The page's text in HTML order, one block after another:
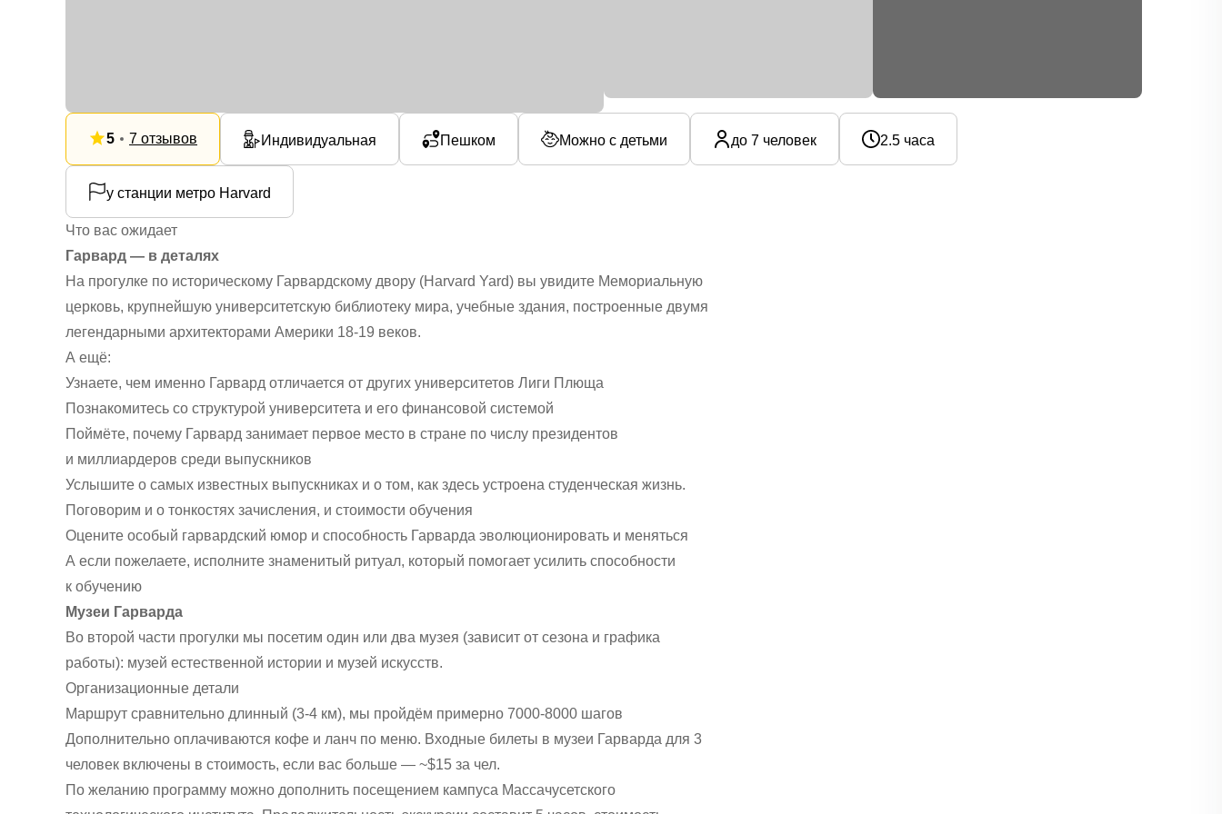
5 7 отзывов Индивидуальная Пешком Можно с детьми до 7 человек 2.5 часа
у станции метро Harvard
Что вас ожидает
Гарвард — в деталях
На прогулке по историческому Гарвардскому двору (Harvard Yard) вы увидите Мемориальную
церковь, крупнейшую университетскую библиотеку мира, учебные здания, построенные двумя
легендарными архитекторами Америки 18-19 веков.
А ещё:
Узнаете, чем именно Гарвард отличается от других университетов Лиги Плюща
Познакомитесь со структурой университета и его финансовой системой
Поймёте, почему Гарвард занимает первое место в стране по числу президентов
и миллиардеров среди выпускников
Услышите о самых известных выпускниках и о том, как здесь устроена студенческая жизнь.
Поговорим и о тонкостях зачисления, и стоимости обучения
Оцените особый гарвардский юмор и способность Гарварда эволюционировать и меняться
А если пожелаете, исполните знаменитый ритуал, который помогает усилить способности
к обучению
Музеи Гарварда
Во второй части прогулки мы посетим один или два музея (зависит от сезона и графика
работы): музей естественной истории и музей искусств.
Организационные детали
Маршрут сравнительно длинный (3-4 км), мы пройдём примерно 7000-8000 шагов
Дополнительно оплачиваются кофе и ланч по меню. Входные билеты в музеи Гарварда для 3
человек включены в стоимость, если вас больше — ~$15 за чел.
По желанию программу можно дополнить посещением кампуса Массачусетского